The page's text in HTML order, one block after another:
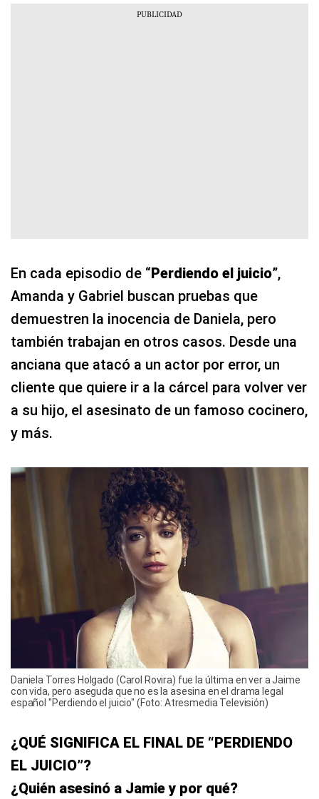
En cada episodio de “Perdiendo el juicio”,
Amanda y Gabriel buscan pruebas que
demuestren la inocencia de Daniela, pero
también trabajan en otros casos. Desde una
anciana que atacó a un actor por error, un
cliente que quiere ir a la cárcel para volver ver
a su hijo, el asesinato de un famoso cocinero,
y más.
Daniela Torres Holgado (Carol Rovira) fue la última en ver a Jaime
con vida, pero aseguda que no es la asesina en el drama legal
español "Perdiendo el juicio" (Foto: Atresmedia Televisión)
¿QUÉ SIGNIFICA EL FINAL DE “PERDIENDO
EL JUICIO”?
¿Quién asesinó a Jamie y por qué?